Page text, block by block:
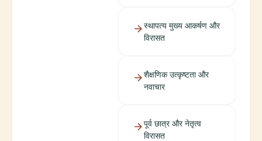
स्थापत्य मुख्य आकर्षण और
विरासत
शैक्षणिक उत्कृष्टता और
नवाचार
पूर्व छात्र और नेतृत्व
विरासत